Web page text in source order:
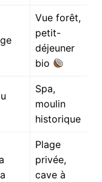
Vue forêt,
petit-
déjeuner
bio
Spa,
moulin
historique
Plage
privée,
cave à